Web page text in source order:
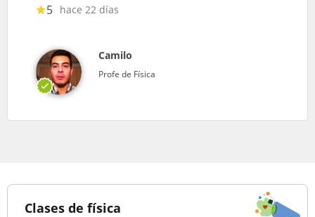
5 hace 22 días
Camilo
Profe de Física
Clases de física